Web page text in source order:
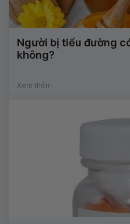
Người bị tiểu đường
không?
Xem thêm